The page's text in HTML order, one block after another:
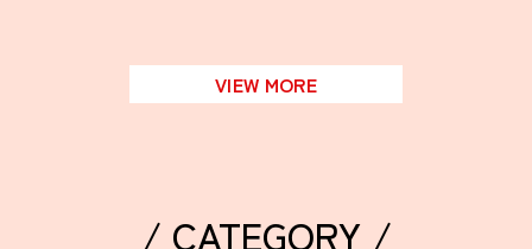
VIEW MORE
/ CATEGORY /